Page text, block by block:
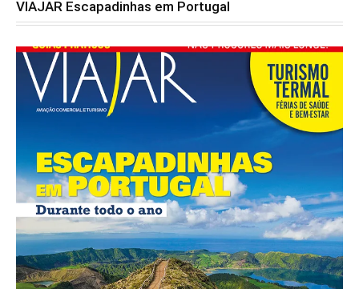
VIAJAR Escapadinhas em Portugal